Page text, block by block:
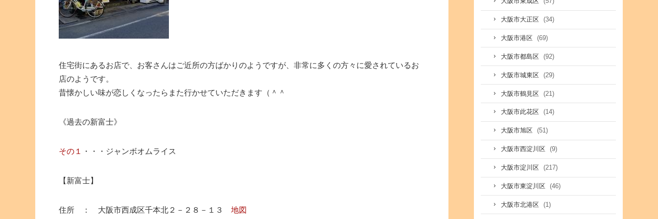
住宅街にあるお店で、お客さんはご近所の方ばかりのようですが、非常に多くの方々に愛されているお
店のようです。
昔懐かしい味が恋しくなったらまた行かせていただきます（＾＾
《過去の新富士》
その１ ・・・ジャンボオムライス
【新富士】
住所 ： 大阪市西成区千本北２－２８－１３ 地図
大阪市大正区 (34)
大阪市港区 (69)
大阪市都島区 (92)
大阪市城東区 (29)
大阪市鶴見区 (21)
大阪市此花区 (14)
大阪市旭区 (51)
大阪市西淀川区 (9)
大阪市淀川区 (217)
大阪市東淀川区 (46)
大阪市北港区 (1)